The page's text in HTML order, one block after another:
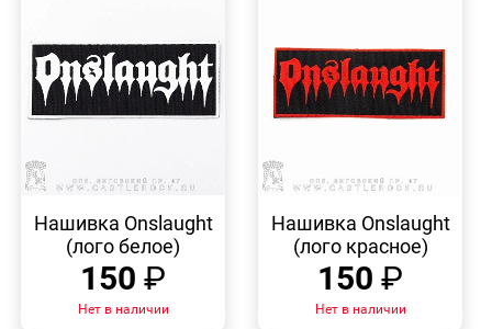
ПРОСМОТР
Нашивка Onslaught
(лого белое)
150 ₽
Нет в наличии
ПРОСМОТР
Нашивка Onslaught
(лого красное)
150 ₽
Нет в наличии